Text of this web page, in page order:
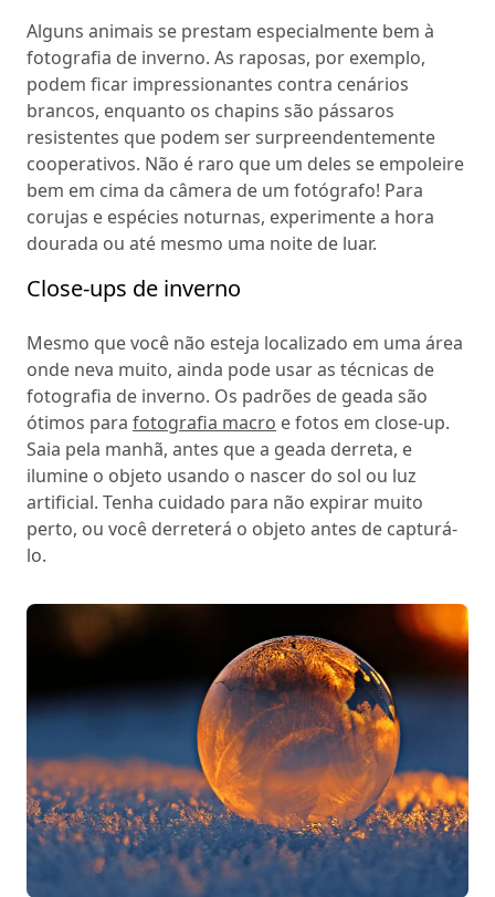
Alguns animais se prestam especialmente bem à
fotografia de inverno. As raposas, por exemplo,
podem ficar impressionantes contra cenários
brancos, enquanto os chapins são pássaros
resistentes que podem ser surpreendentemente
cooperativos. Não é raro que um deles se empoleire
bem em cima da câmera de um fotógrafo! Para
corujas e espécies noturnas, experimente a hora
dourada ou até mesmo uma noite de luar.
Close-ups de inverno
Mesmo que você não esteja localizado em uma área
onde neva muito, ainda pode usar as técnicas de
fotografia de inverno. Os padrões de geada são
ótimos para fotografia macro e fotos em close-up.
Saia pela manhã, antes que a geada derreta, e
ilumine o objeto usando o nascer do sol ou luz
artificial. Tenha cuidado para não expirar muito
perto, ou você derreterá o objeto antes de capturá-
lo.